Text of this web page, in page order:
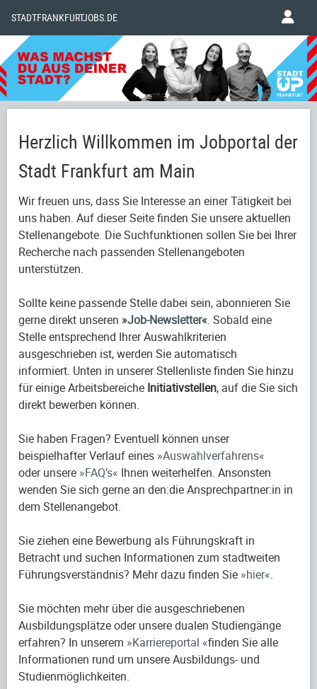
STADTFRANKFURTJOBS.DE
Herzlich Willkommen im Jobportal der
Stadt Frankfurt am Main
Wir freuen uns, dass Sie Interesse an einer Tätigkeit bei
uns haben. Auf dieser Seite finden Sie unsere aktuellen
Stellenangebote. Die Suchfunktionen sollen Sie bei Ihrer
Recherche nach passenden Stellenangeboten
unterstützen.
Sollte keine passende Stelle dabei sein, abonnieren Sie
gerne direkt unseren Job-Newsletter . Sobald eine
Stelle entsprechend Ihrer Auswahlkriterien
ausgeschrieben ist, werden Sie automatisch
informiert. Unten in unserer Stellenliste finden Sie hinzu
für einige Arbeitsbereiche Initiativstellen, auf die Sie sich
direkt bewerben können.
Sie haben Fragen? Eventuell können unser
beispielhafter Verlauf eines Auswahlverfahrens
oder unsere FAQ’s Ihnen weiterhelfen. Ansonsten
wenden Sie sich gerne an den:die Ansprechpartner:in in
dem Stellenangebot.
Sie ziehen eine Bewerbung als Führungskraft in
Betracht und suchen Informationen zum stadtweiten
Führungsverständnis? Mehr dazu finden Sie hier .
Sie möchten mehr über die ausgeschriebenen
Ausbildungsplätze oder unsere dualen Studiengänge
erfahren? In unserem
Karriereportal finden Sie alle
Informationen rund um unsere Ausbildungs- und
Studienmöglichkeiten.